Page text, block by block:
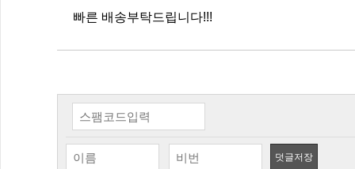
빠른 배송부탁드립니다!!!
덧글저장